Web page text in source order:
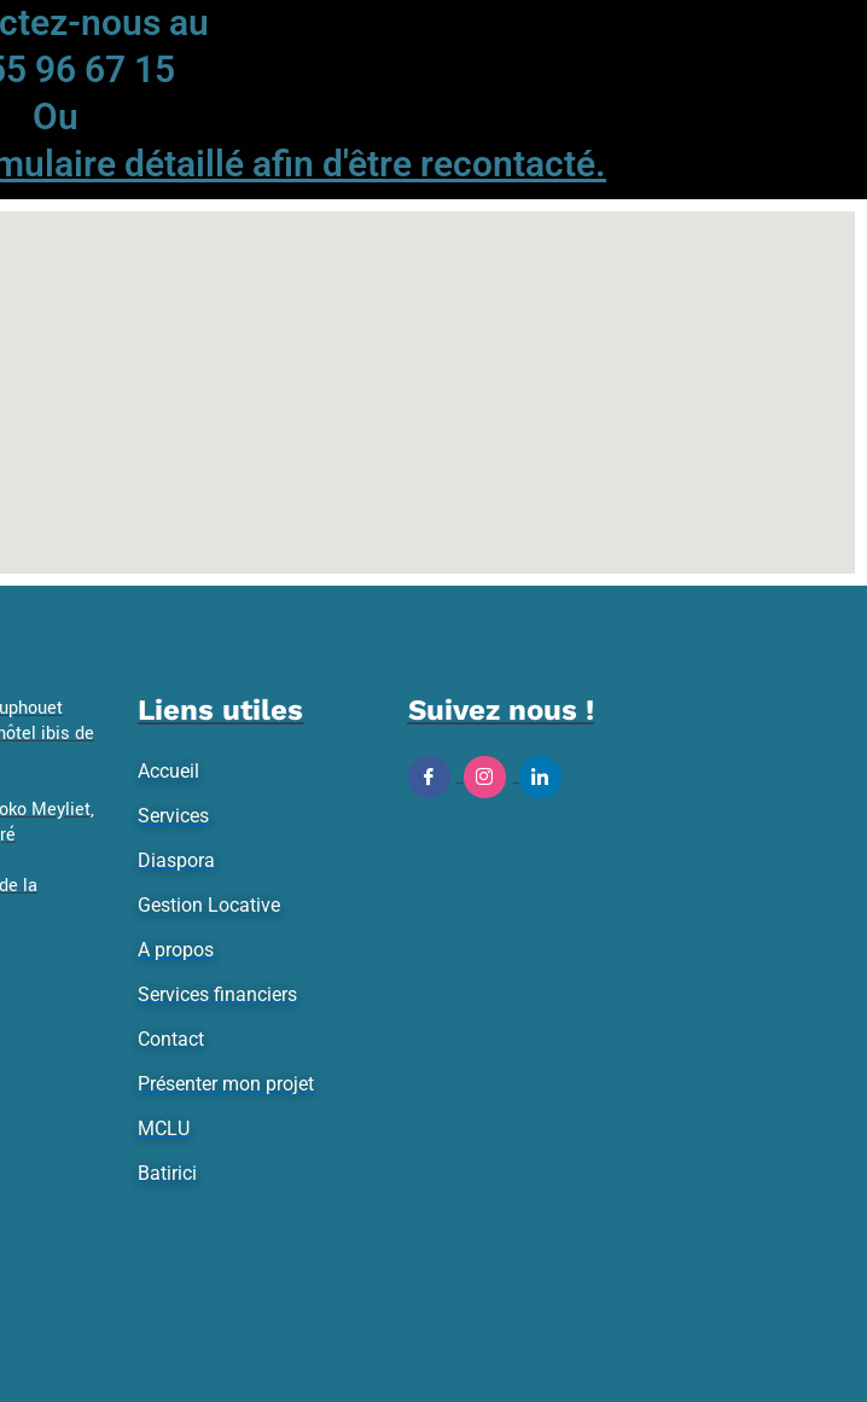
nous au
96 67 15
Ou
détaillé afin d'être recontacté.
ibis de
Meyliet,
la
Liens utiles
Accueil
Services
Diaspora
Gestion Locative
A propos
Services financiers
Contact
Présenter mon projet
MCLU
Batirici
Suivez nous !